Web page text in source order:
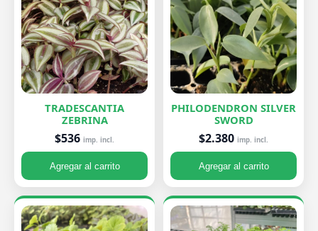
TRADESCANTIA
ZEBRINA
$536 imp. incl.
Agregar al carrito
PHILODENDRON SILVER
SWORD
$2.380 imp. incl.
Agregar al carrito